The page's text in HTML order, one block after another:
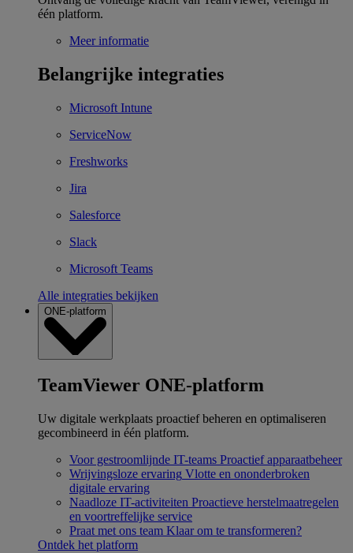
één platform.
Meer informatie
Belangrijke integraties
Microsoft Intune
ServiceNow
Freshworks
Jira
Salesforce
Slack
Microsoft Teams
Alle integraties bekijken
ONE-platform
TeamViewer ONE-platform
Uw digitale werkplaats proactief beheren en optimaliseren
gecombineerd in één platform.
Voor gestroomlijnde IT-teams Proactief apparaatbeheer
Wrijvingsloze ervaring Vlotte en ononderbroken
digitale ervaring
Naadloze IT-activiteiten Proactieve herstelmaatregelen
en voortreffelijke service
Praat met ons team Klaar om te transformeren?
Ontdek het platform